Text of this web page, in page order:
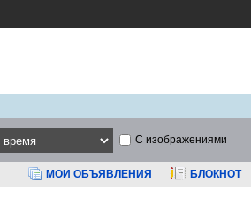
С изображениями
МОИ ОБЪЯВЛЕНИЯ БЛОКНОТ